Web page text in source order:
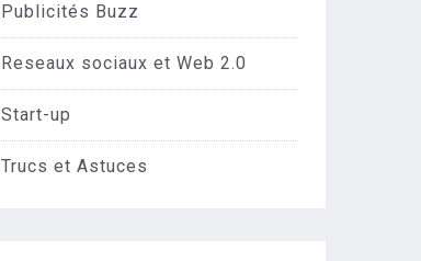
Publicités Buzz
Reseaux sociaux et Web 2.0
Start-up
Trucs et Astuces